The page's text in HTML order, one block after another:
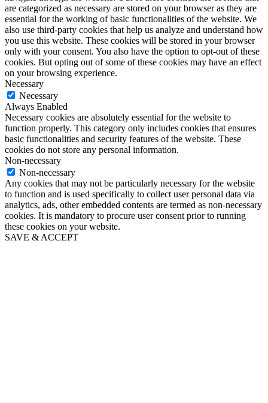
are categorized as necessary are stored on your browser as they are
essential for the working of basic functionalities of the website. We
also use third-party cookies that help us analyze and understand how
you use this website. These cookies will be stored in your browser
only with your consent. You also have the option to opt-out of these
cookies. But opting out of some of these cookies may have an effect
on your browsing experience.
Necessary
Necessary
Always Enabled
Necessary cookies are absolutely essential for the website to
function properly. This category only includes cookies that ensures
basic functionalities and security features of the website. These
cookies do not store any personal information.
Non-necessary
Non-necessary
Any cookies that may not be particularly necessary for the website
to function and is used specifically to collect user personal data via
analytics, ads, other embedded contents are termed as non-necessary
cookies. It is mandatory to procure user consent prior to running
these cookies on your website.
SAVE & ACCEPT